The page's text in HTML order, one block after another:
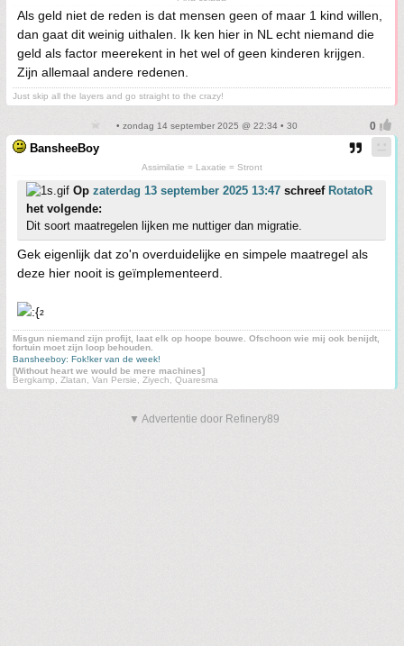
Als geld niet de reden is dat mensen geen of maar 1 kind willen,
dan gaat dit weinig uithalen. Ik ken hier in NL echt niemand die
geld als factor meerekent in het wel of geen kinderen krijgen.
Zijn allemaal andere redenen.
Just skip all the layers and go straight to the crazy!
• zondag 14 september 2025 @ 22:34 • 30
BansheeBoy
Assimilatie = Laxatie = Stront
Op zaterdag 13 september 2025 13:47 schreef RotatoR
het volgende:
Dit soort maatregelen lijken me nuttiger dan migratie.
Gek eigenlijk dat zo'n overduidelijke en simpele maatregel als
deze hier nooit is geïmplementeerd.
²
Misgun niemand zijn profijt, laat elk op hoope bouwe. Ofschoon wie mij ook benijdt,
fortuin moet zijn loop behouden.
Bansheeboy: Fok!ker van de week!
[Without heart we would be mere machines]
Bergkamp, Zlatan, Van Persie, Ziyech, Quaresma
▼ Advertentie door Refinery89